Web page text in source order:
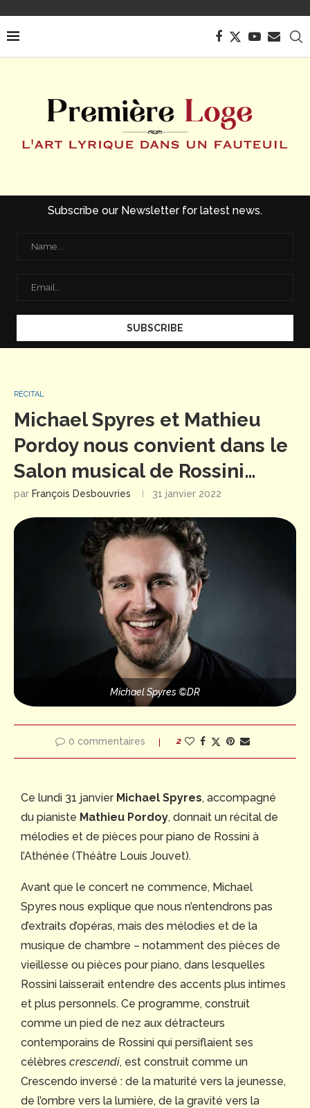
Subscribe our Newsletter for latest news.
RÉCITAL
Michael Spyres et Mathieu
Pordoy nous convient dans le
Salon musical de Rossini…
par François Desbouvries 31 janvier 2022
Michael Spyres ©DR
0 commentaires 2
Ce lundi 31 janvier Michael Spyres, accompagné
du pianiste Mathieu Pordoy, donnait un récital de
mélodies et de pièces pour piano de Rossini à
l’Athénée (Théâtre Louis Jouvet).
Avant que le concert ne commence, Michael
Spyres nous explique que nous n’entendrons pas
d’extraits d’opéras, mais des mélodies et de la
musique de chambre – notamment des pièces de
vieillesse ou pièces pour piano, dans lesquelles
Rossini laisserait entendre des accents plus intimes
et plus personnels. Ce programme, construit
comme un pied de nez aux détracteurs
contemporains de Rossini qui persiflaient ses
célèbres crescendi, est construit comme un
Crescendo inversé : de la maturité vers la jeunesse,
de l’ombre vers la lumière, de la gravité vers la